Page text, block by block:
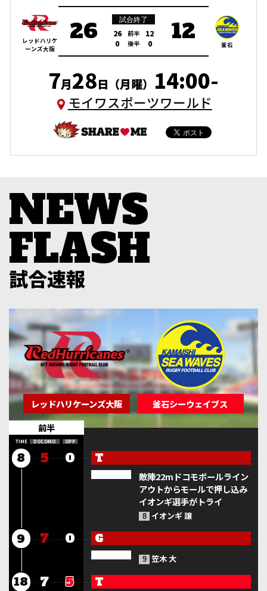
レッドハリケ
ーンズ大阪
26 試合終了
26 前半
12
0
後半 0 12 釜石
7月28日（月曜） 14:00-
モイワスポーツワールド
試合速報
レッドハリケーンズ大阪
釜石シーウェイブス
前半
8 5 0 T
敵陣22mドコモボールライン
アウトからモールで押し込み
イオンギ選手がトライ
8 イオンギ 譲
9 7 0 G
9 笠木 大
18 7 5 T